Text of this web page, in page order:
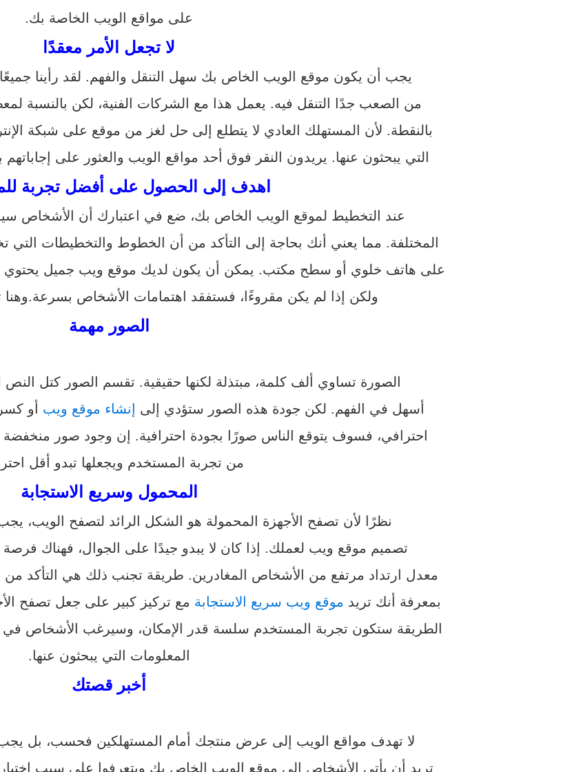
على مواقع الويب الخاصة بك.
لا تجعل الأمر معقدًا
يجب أن يكون موقع الويب الخاص بك سهل التنقل والفهم. لقد رأينا
من الصعب جدًا التنقل فيه. يعمل هذا مع الشركات الفنية، لكن بالنسبة
بالنقطة. لأن المستهلك العادي لا يتطلع إلى حل لغز من موقع على شبكة
التي يبحثون عنها. يريدون النقر فوق أحد مواقع الويب والعثور على إجاباتهم
اهدف إلى الحصول على أفضل تجربة
عند التخطيط لموقع الويب الخاص بك، ضع في اعتبارك أن الأشخاص
المختلفة. مما يعني أنك بحاجة إلى التأكد من أن الخطوط والتخطيطات التي
على هاتف خلوي أو سطح مكتب. يمكن أن يكون لديك موقع ويب جميل يحتوي
ولكن إذا لم يكن مقروءًا، فستفقد اهتمامات الأشخاص
الصور مهمة
الصورة تساوي ألف كلمة، مبتذلة لكنها حقيقية. تقسم الصور كتل النص
أسهل في الفهم. لكن جودة هذه الصور ستؤدي إلى
إنشاء موقع ويب أو
احترافي، فسوف يتوقع الناس صورًا بجودة احترافية. إن وجود صور
من تجربة المستخدم ويجعلها تبدو أقل
المحمول وسريع الاستجابة
نظرًا لأن تصفح الأجهزة المحمولة هو الشكل الرائد لتصفح الويب،
تصميم موقع ويب لعملك. إذا كان لا يبدو جيدًا على الجوال، فهناك
معدل ارتداد مرتفع من الأشخاص المغادرين. طريقة تجنب ذلك هي التأكد
بمعرفة أنك تريد موقع ويب سريع الاستجابة مع تركيز كبير على جعل تصفح
الطريقة ستكون تجربة المستخدم سلسة قدر الإمكان، وسيرغب الأشخاص في
المعلومات التي يبحثون عنها.
أخبر قصتك
لا تهدف مواقع الويب إلى عرض منتجك أمام المستهلكين فحسب، بل
تريد أن يأتي الأشخاص إلى موقع الويب الخاص بك ويتعرفوا على سبب